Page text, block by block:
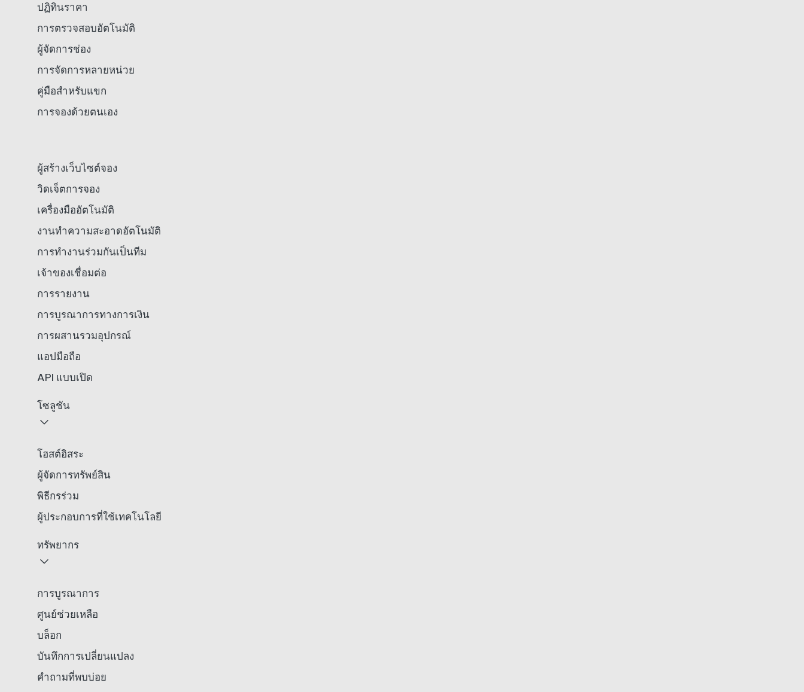
ปฏิทินราคา
การตรวจสอบอัตโนมัติ
ผู้จัดการช่อง
การจัดการหลายหน่วย
คู่มือสำหรับแขก
การจองด้วยตนเอง
ผู้สร้างเว็บไซต์จอง
วิดเจ็ตการจอง
เครื่องมืออัตโนมัติ
งานทำความสะอาดอัตโนมัติ
การทำงานร่วมกันเป็นทีม
เจ้าของเชื่อมต่อ
การรายงาน
การบูรณาการทางการเงิน
การผสานรวมอุปกรณ์
แอปมือถือ
API แบบเปิด
โซลูชัน
โฮสต์อิสระ
ผู้จัดการทรัพย์สิน
พิธีกรร่วม
ผู้ประกอบการที่ใช้เทคโนโลยี
ทรัพยากร
การบูรณาการ
ศูนย์ช่วยเหลือ
บล็อก
บันทึกการเปลี่ยนแปลง
คำถามที่พบบ่อย